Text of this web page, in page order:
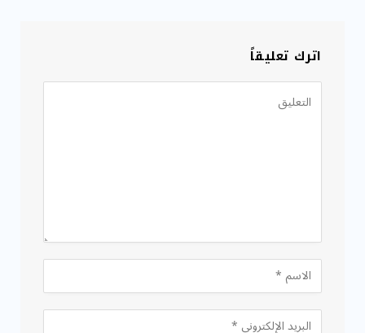
اترك تعليقاً